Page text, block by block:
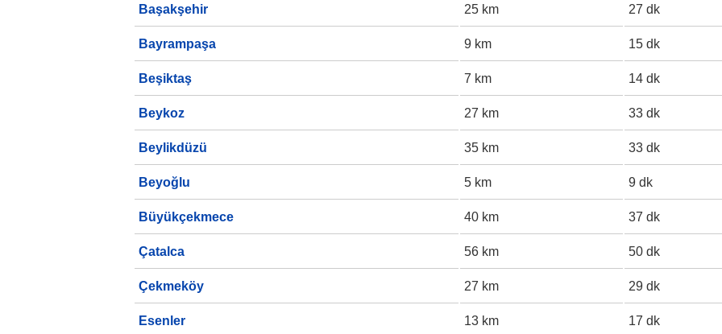
Başakşehir 25 km 27 dk
Bayrampaşa 9 km 15 dk
Beşiktaş 7 km 14 dk
Beykoz 27 km 33 dk
Beylikdüzü 35 km 33 dk
Beyoğlu 5 km 9 dk
Büyükçekmece 40 km 37 dk
Çatalca 56 km 50 dk
Çekmeköy 27 km 29 dk
Esenler 13 km 17 dk